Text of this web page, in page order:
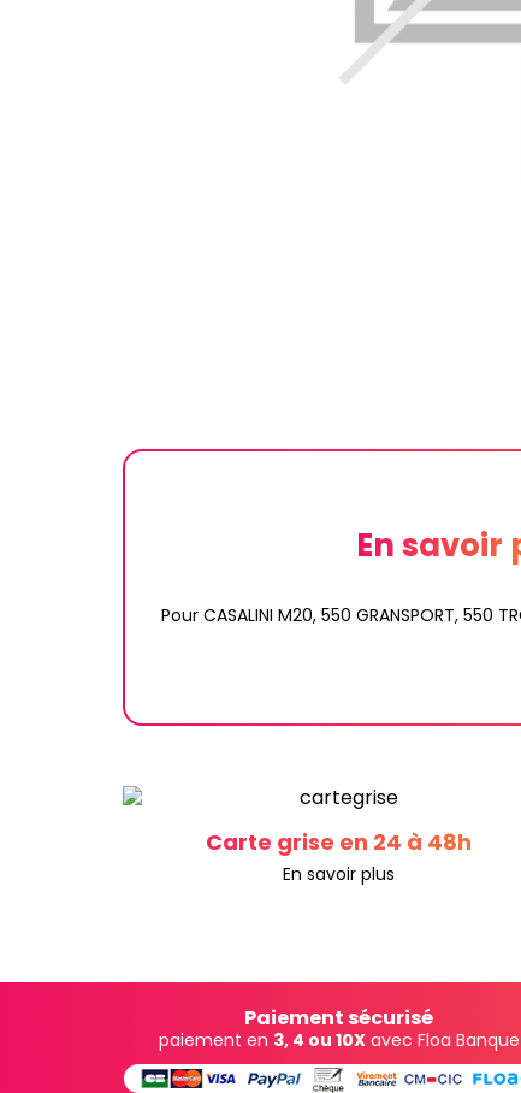
En savoir
Pour CASALINI M20, 550 GRANSPORT, 550
Carte grise en 24 à 48h
En savoir plus
Paiement sécurisé
paiement en 3, 4 ou 10Xavec Floa Banque